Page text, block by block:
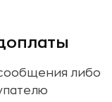
либо